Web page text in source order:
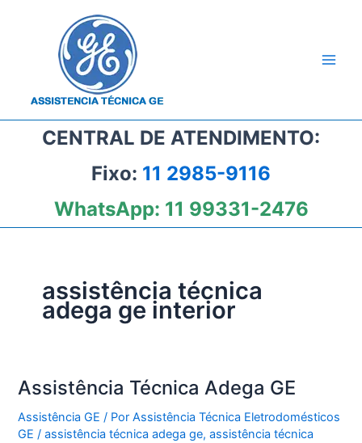
CENTRAL DE ATENDIMENTO:
Fixo: 11 2985-9116
WhatsApp: 11 99331-2476
assistência técnica
adega ge interior
Assistência Técnica Adega GE
Assistência GE / PorAssistência Técnica Eletrodomésticos
GE/assistência técnica adega ge,assistência técnica